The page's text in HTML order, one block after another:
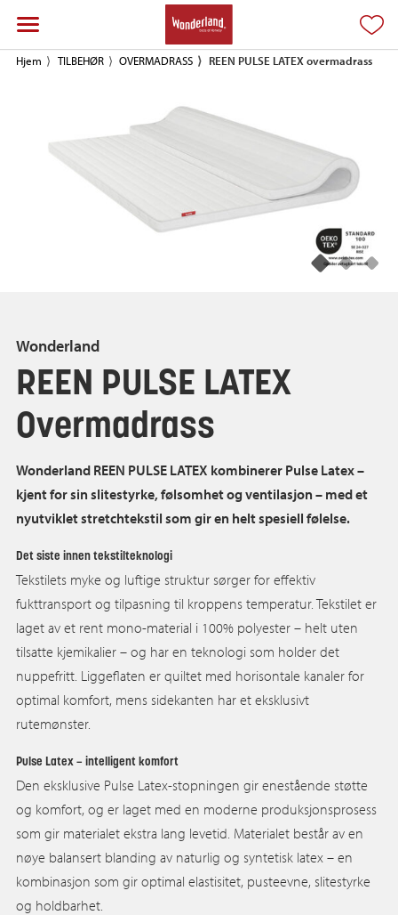
Hjem TILBEHØR OVERMADRASS REEN PULSE LATEX overmadrass
Wonderland
REEN PULSE LATEX
Overmadrass
Wonderland REEN PULSE LATEX kombinerer Pulse Latex –
kjent for sin slitestyrke, følsomhet og ventilasjon – med et
nyutviklet stretchtekstil som gir en helt spesiell følelse.
Det siste innen tekstilteknologi
Tekstilets myke og luftige struktur sørger for effektiv
fukttransport og tilpasning til kroppens temperatur. Tekstilet er
laget av et rent mono-material i 100% polyester – helt uten
tilsatte kjemikalier – og har en teknologi som holder det
nuppefritt. Liggeflaten er quiltet med horisontale kanaler for
optimal komfort, mens sidekanten har et eksklusivt
rutemønster.
Pulse Latex – intelligent komfort
Den eksklusive Pulse Latex-stopningen gir enestående støtte
og komfort, og er laget med en moderne produksjonsprosess
som gir materialet ekstra lang levetid. Materialet består av en
nøye balansert blanding av naturlig og syntetisk latex – en
kombinasjon som gir optimal elastisitet, pusteevne, slitestyrke
og holdbarhet.